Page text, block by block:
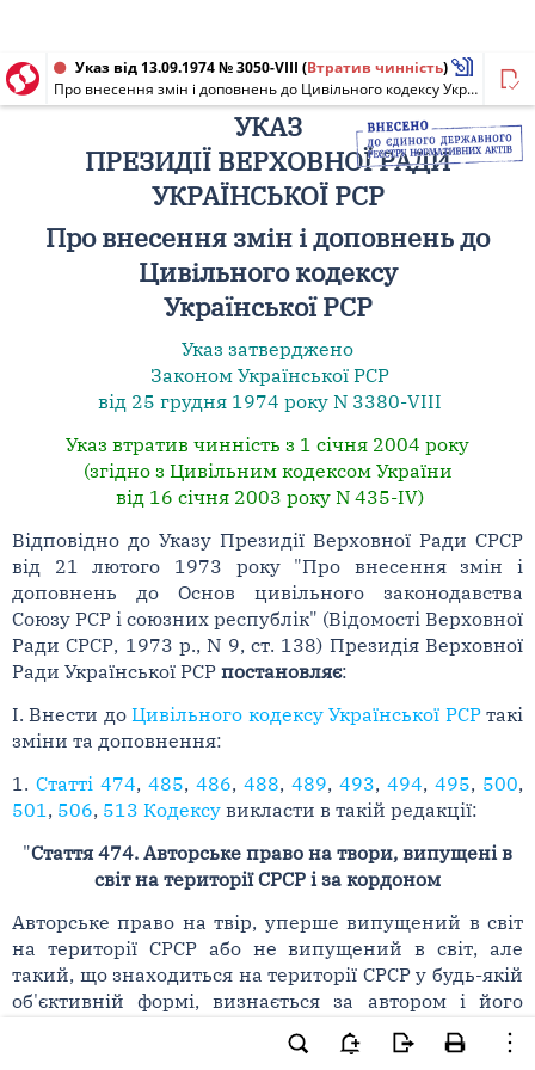
Указ від 13.09.1974 № 3050-VIII (Втратив чинність)
Про внесення змін і доповнень до Цивільного кодексу Української РСР